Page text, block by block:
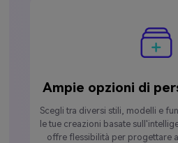
Crea un Video di
Crea contenuti AI Hug unici su
con facilità. L'interfaccia
agli utenti di generare